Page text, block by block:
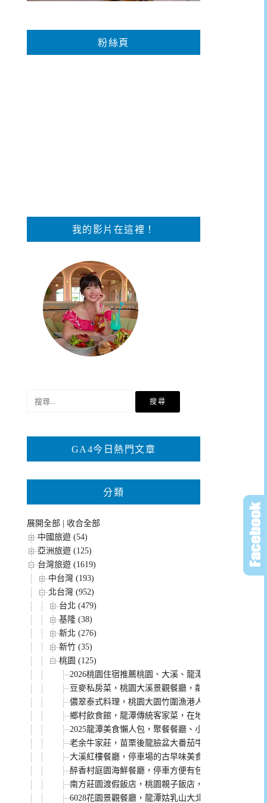
粉絲頁
我的影片在這裡！
鍵
GA4今日熱門文章
分類
展開全部
收合全部
中國旅遊 (54)
亞洲旅遊 (125)
台灣旅遊 (1619)
中台灣 (193)
北台灣 (952)
台北 (479)
基隆 (38)
新北 (276)
新竹 (35)
桃園 (125)
2026桃園住宿推薦桃園、大溪、龍潭，連復興鄉看櫻
豆麥私房菜，桃園大溪景觀餐廳，鄰近大溪老茶廠，
儂翠泰式料理，桃園大園竹圍漁港人氣餐廳，餐點份
鄉村飲食館，龍潭傳統客家菜，在地人才知道的美味
2025龍潭美食懶人包，聚餐餐廳、小吃、咖啡廳都有
老余牛家莊，苗栗後龍臉盆大番茄牛肉鍋在桃園也能
大溪紅樓餐廳，停車場的古早味美食，懷舊裝潢像走
醉香村庭園海鮮餐廳，停車方便有包廂的聚餐餐廳！
南方莊園渡假飯店，桃園親子飯店，1500坪室內水療
6028花園景觀餐廳，龍潭姑乳山大北坑的好評價咖啡